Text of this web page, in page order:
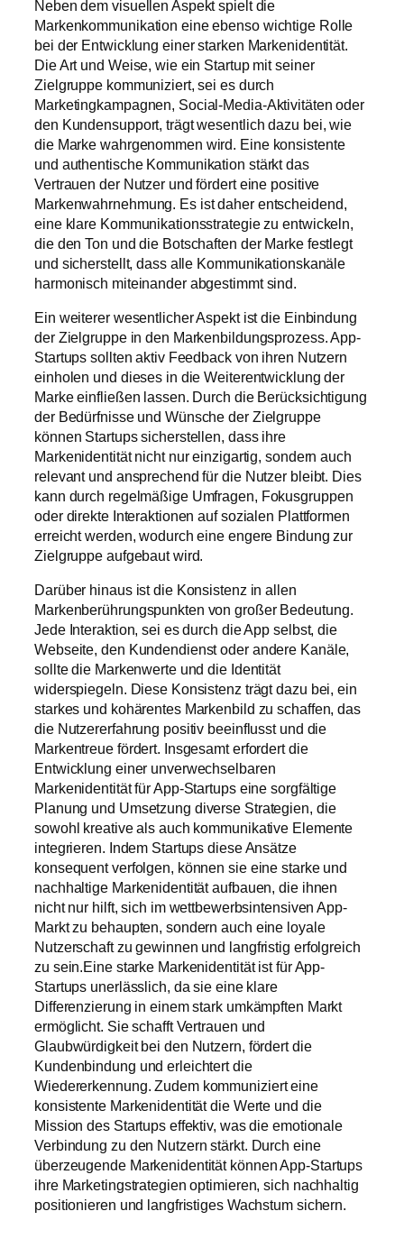
Neben dem visuellen Aspekt spielt die
Markenkommunikation eine ebenso wichtige Rolle
bei der Entwicklung einer starken Markenidentität.
Die Art und Weise, wie ein Startup mit seiner
Zielgruppe kommuniziert, sei es durch
Marketingkampagnen, Social-Media-Aktivitäten oder
den Kundensupport, trägt wesentlich dazu bei, wie
die Marke wahrgenommen wird. Eine konsistente
und authentische Kommunikation stärkt das
Vertrauen der Nutzer und fördert eine positive
Markenwahrnehmung. Es ist daher entscheidend,
eine klare Kommunikationsstrategie zu entwickeln,
die den Ton und die Botschaften der Marke festlegt
und sicherstellt, dass alle Kommunikationskanäle
harmonisch miteinander abgestimmt sind.
Ein weiterer wesentlicher Aspekt ist die Einbindung
der Zielgruppe in den Markenbildungsprozess. App-
Startups sollten aktiv Feedback von ihren Nutzern
einholen und dieses in die Weiterentwicklung der
Marke einfließen lassen. Durch die Berücksichtigung
der Bedürfnisse und Wünsche der Zielgruppe
können Startups sicherstellen, dass ihre
Markenidentität nicht nur einzigartig, sondern auch
relevant und ansprechend für die Nutzer bleibt. Dies
kann durch regelmäßige Umfragen, Fokusgruppen
oder direkte Interaktionen auf sozialen Plattformen
erreicht werden, wodurch eine engere Bindung zur
Zielgruppe aufgebaut wird.
Darüber hinaus ist die Konsistenz in allen
Markenberührungspunkten von großer Bedeutung.
Jede Interaktion, sei es durch die App selbst, die
Webseite, den Kundendienst oder andere Kanäle,
sollte die Markenwerte und die Identität
widerspiegeln. Diese Konsistenz trägt dazu bei, ein
starkes und kohärentes Markenbild zu schaffen, das
die Nutzererfahrung positiv beeinflusst und die
Markentreue fördert. Insgesamt erfordert die
Entwicklung einer unverwechselbaren
Markenidentität für App-Startups eine sorgfältige
Planung und Umsetzung diverse Strategien, die
sowohl kreative als auch kommunikative Elemente
integrieren. Indem Startups diese Ansätze
konsequent verfolgen, können sie eine starke und
nachhaltige Markenidentität aufbauen, die ihnen
nicht nur hilft, sich im wettbewerbsintensiven App-
Markt zu behaupten, sondern auch eine loyale
Nutzerschaft zu gewinnen und langfristig erfolgreich
zu sein.Eine starke Markenidentität ist für App-
Startups unerlässlich, da sie eine klare
Differenzierung in einem stark umkämpften Markt
ermöglicht. Sie schafft Vertrauen und
Glaubwürdigkeit bei den Nutzern, fördert die
Kundenbindung und erleichtert die
Wiedererkennung. Zudem kommuniziert eine
konsistente Markenidentität die Werte und die
Mission des Startups effektiv, was die emotionale
Verbindung zu den Nutzern stärkt. Durch eine
überzeugende Markenidentität können App-Startups
ihre Marketingstrategien optimieren, sich nachhaltig
positionieren und langfristiges Wachstum sichern.